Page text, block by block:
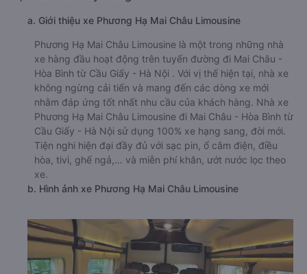
a. Giới thiệu xe Phương Hạ Mai Châu Limousine
Phương Hạ Mai Châu Limousine là một trong những nhà
xe hàng đầu hoạt động trên tuyến đường đi Mai Châu -
Hòa Bình từ Cầu Giấy - Hà Nội . Với vị thế hiện tại, nhà xe
không ngừng cải tiến và mang đến các dòng xe mới
nhằm đáp ứng tốt nhất nhu cầu của khách hàng. Nhà xe
Phương Hạ Mai Châu Limousine đi Mai Châu - Hòa Bình từ
Cầu Giấy - Hà Nội sử dụng 100% xe hạng sang, đời mới.
Tiện nghi hiện đại đầy đủ với sạc pin, ổ cắm điện, điều
hòa, tivi, ghế ngả,… và miễn phí khăn, ướt nước lọc theo
xe.
b. Hình ảnh xe Phương Hạ Mai Châu Limousine